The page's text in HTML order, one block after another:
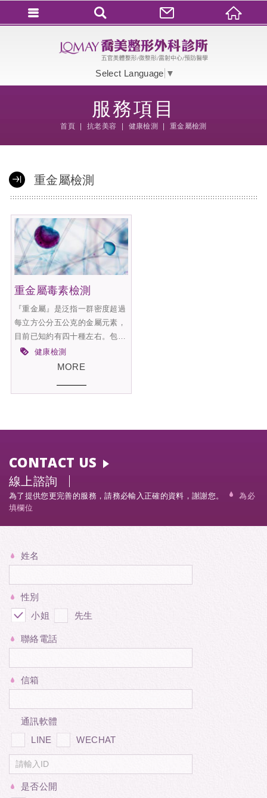
Select Language ▼
服務項目
首頁 抗老美容 健康檢測 重金屬檢測
重金屬檢測
重金屬毒素檢測
『重金屬』是泛指一群密度超過
每立方公分五公克的金屬元素，
目前已知約有四十種左右。包
括：汞、金、鉻、銅、鎘、鋅、
鉛等。至於砷雖然是非金屬，但
性質，所以一般都合併在重金屬
健康檢測
MORE
CONTACT US
線上諮詢
為了提供您更完善的服務，請務必輸入正確的資料，謝謝您。
為必
填欄位
姓名
性別
小姐
先生
聯絡電話
信箱
通訊軟體
LINE
WECHAT
是否公開
會員登入(燈箱)
加入會員
忘記密碼
密碼修改
填寫匯款通知